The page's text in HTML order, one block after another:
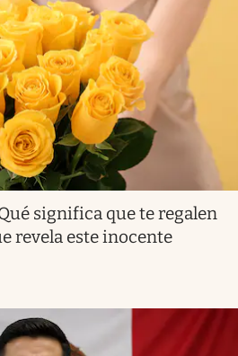
significa que te regalen
revela este inocente